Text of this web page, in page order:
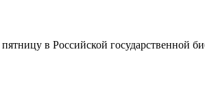
в Российской государственной